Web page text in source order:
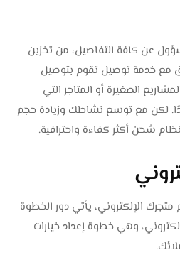
عن كافة التفاصيل، من تخزين
مع خدمة توصيل تقوم بتوصيل
الصغيرة أو المتاجر التي
لكن مع توسع نشاطك وزيادة حجم
شحن أكثر كفاءة واحترافية.
الإلكتروني، يأتي دور الخطوة
وهي خطوة إعداد خيارات